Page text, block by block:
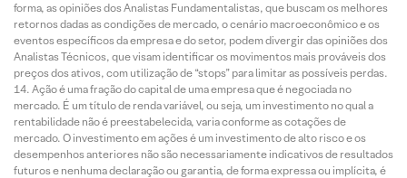
forma, as opiniões dos Analistas Fundamentalistas, que buscam os melhores
retornos dadas as condições de mercado, o cenário macroeconômico e os
eventos específicos da empresa e do setor, podem divergir das opiniões dos
Analistas Técnicos, que visam identificar os movimentos mais prováveis dos
preços dos ativos, com utilização de “stops” para limitar as possíveis perdas.
Ação é uma fração do capital de uma empresa que é negociada no
mercado. É um título de renda variável, ou seja, um investimento no qual a
rentabilidade não é preestabelecida, varia conforme as cotações de
mercado. O investimento em ações é um investimento de alto risco e os
desempenhos anteriores não são necessariamente indicativos de resultados
futuros e nenhuma declaração ou garantia, de forma expressa ou implícita, é